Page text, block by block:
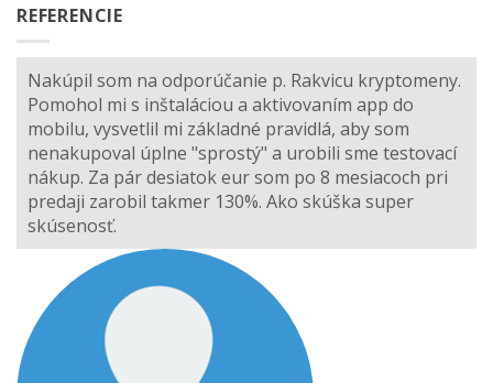
REFERENCIE
Nakúpil som na odporúčanie p. Rakvicu kryptomeny.
Pomohol mi s inštaláciou a aktivovaním app do
mobilu, vysvetlil mi základné pravidlá, aby som
nenakupoval úplne "sprostý" a urobili sme testovací
nákup. Za pár desiatok eur som po 8 mesiacoch pri
predaji zarobil takmer 130%. Ako skúška super
skúsenosť.